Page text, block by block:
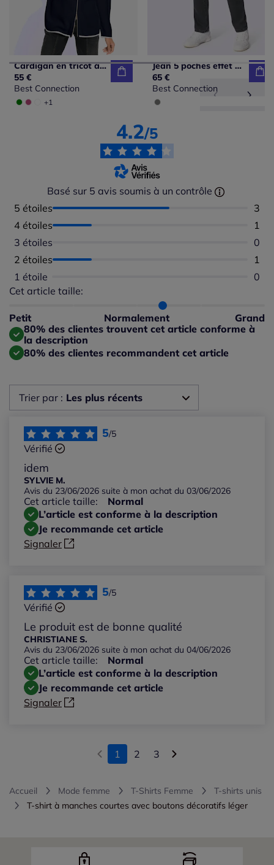
Cardigan en tricot à col montant et manches longues avec glissière
55 €
Best Connection
+1
Jean 5 poches effet usé décontracté en qualité extensible
65 €
Best Connection
4.2/5
Basé sur 5 avis soumis à un contrôle
5 étoiles
3
4 étoiles
1
3 étoiles
0
2 étoiles
1
1 étoile
0
Cet article taille:
Petit Normalement Grand
Répartition du taillant selon les avis clients
Taille grand : 20%
80% des clientes trouvent cet article conforme à
la description
80% des clientes recommandent cet article
Trier par : Les plus récents
Les plus récents
Les plus anciens
Notes les plus élevées
Notes les plus basses
5/5
Vérifié
idem
SYLVIE M.
Avis du 23/06/2026 suite à mon achat du 03/06/2026
Cet article taille:
Normal
L’article est conforme à la description
Je recommande cet article
Signaler
5/5
Vérifié
Le produit est de bonne qualité
CHRISTIANE S.
Avis du 23/06/2026 suite à mon achat du 04/06/2026
Cet article taille:
Normal
L’article est conforme à la description
Je recommande cet article
Signaler
1 2 3
Accueil Mode femme T-Shirts Femme
T-shirts unis
T-shirt à manches courtes avec boutons décoratifs léger